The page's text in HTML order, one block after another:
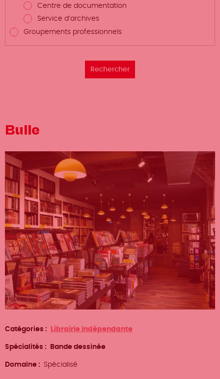
Centre de documentation
Service d’archives
Groupements professionnels
Bulle
Catégories Librairie indépendante
Spécialités Bande dessinée
Domaine Spécialisé